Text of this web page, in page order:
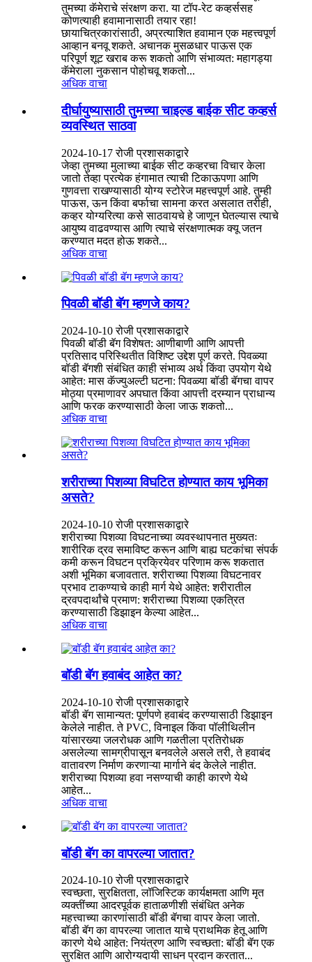
तुमच्या कॅमेराचे संरक्षण करा. या टॉप-रेट कव्हर्ससह
कोणत्याही हवामानासाठी तयार रहा!
छायाचित्रकारांसाठी, अप्रत्याशित हवामान एक महत्त्वपूर्ण
आव्हान बनवू शकते. अचानक मुसळधार पाऊस एक
परिपूर्ण शूट खराब करू शकतो आणि संभाव्यत: महागड्या
कॅमेराला नुकसान पोहोचवू शकतो...
अधिक वाचा
दीर्घायुष्यासाठी तुमच्या चाइल्ड बाईक सीट कव्हर्स
व्यवस्थित साठवा
2024-10-17 रोजी प्रशासकाद्वारे
जेव्हा तुमच्या मुलाच्या बाईक सीट कव्हरचा विचार केला
जातो तेव्हा प्रत्येक हंगामात त्याची टिकाऊपणा आणि
गुणवत्ता राखण्यासाठी योग्य स्टोरेज महत्त्वपूर्ण आहे. तुम्ही
पाऊस, ऊन किंवा बर्फाचा सामना करत असलात तरीही,
कव्हर योग्यरित्या कसे साठवायचे हे जाणून घेतल्यास त्याचे
आयुष्य वाढवण्यास आणि त्याचे संरक्षणात्मक क्यू जतन
करण्यात मदत होऊ शकते...
अधिक वाचा
पिवळी बॉडी बॅग म्हणजे काय?
2024-10-10 रोजी प्रशासकाद्वारे
पिवळी बॉडी बॅग विशेषत: आणीबाणी आणि आपत्ती
प्रतिसाद परिस्थितीत विशिष्ट उद्देश पूर्ण करते. पिवळ्या
बॉडी बॅगशी संबंधित काही संभाव्य अर्थ किंवा उपयोग येथे
आहेत: मास कॅज्युअल्टी घटना: पिवळ्या बॉडी बॅगचा वापर
मोठ्या प्रमाणावर अपघात किंवा आपत्ती दरम्यान प्राधान्य
आणि फरक करण्यासाठी केला जाऊ शकतो...
अधिक वाचा
शरीराच्या पिशव्या विघटित होण्यात काय भूमिका
असते?
2024-10-10 रोजी प्रशासकाद्वारे
शरीराच्या पिशव्या विघटनाच्या व्यवस्थापनात मुख्यतः
शारीरिक द्रव समाविष्ट करून आणि बाह्य घटकांचा संपर्क
कमी करून विघटन प्रक्रियेवर परिणाम करू शकतात
अशी भूमिका बजावतात. शरीराच्या पिशव्या विघटनावर
प्रभाव टाकण्याचे काही मार्ग येथे आहेत: शरीरातील
द्रवपदार्थांचे प्रमाण: शरीराच्या पिशव्या एकत्रित
करण्यासाठी डिझाइन केल्या आहेत...
अधिक वाचा
बॉडी बॅग हवाबंद आहेत का?
2024-10-10 रोजी प्रशासकाद्वारे
बॉडी बॅग सामान्यत: पूर्णपणे हवाबंद करण्यासाठी डिझाइन
केलेले नाहीत. ते PVC, विनाइल किंवा पॉलीथिलीन
यांसारख्या जलरोधक आणि गळतीला प्रतिरोधक
असलेल्या सामग्रीपासून बनवलेले असले तरी, ते हवाबंद
वातावरण निर्माण करणाऱ्या मार्गाने बंद केलेले नाहीत.
शरीराच्या पिशव्या हवा नसण्याची काही कारणे येथे
आहेत...
अधिक वाचा
बॉडी बॅग का वापरल्या जातात?
2024-10-10 रोजी प्रशासकाद्वारे
स्वच्छता, सुरक्षितता, लॉजिस्टिक कार्यक्षमता आणि मृत
व्यक्तींच्या आदरपूर्वक हाताळणीशी संबंधित अनेक
महत्त्वाच्या कारणांसाठी बॉडी बॅगचा वापर केला जातो.
बॉडी बॅग का वापरल्या जातात याचे प्राथमिक हेतू आणि
कारणे येथे आहेत: नियंत्रण आणि स्वच्छता: बॉडी बॅग एक
सुरक्षित आणि आरोग्यदायी साधन प्रदान करतात...